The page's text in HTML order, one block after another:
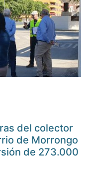
del colector
de Morrongo
de 273.000